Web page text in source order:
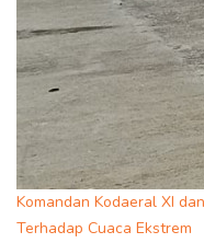
Komandan Kodaeral XI
Terhadap Cuaca Ekstrem